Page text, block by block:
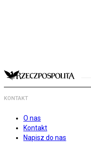
KONTAKT
O nas
Kontakt
Napisz do nas